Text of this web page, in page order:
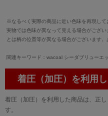
※なるべく実際の商品に近い色味を再現して
実物では色味が異なって見える場合がござ
とは柄の位置等が異なる場合がございます。
関連キーワード：wacoal シーダブリューエ
着圧（加圧）を利用
着圧（加圧）を利用した商品は、正
す。